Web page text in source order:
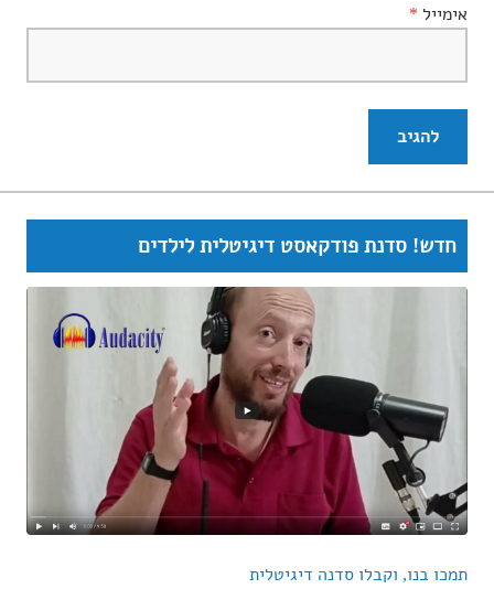
אימייל *
חדש! סדנת פודקאסט דיגיטלית לילדים
תמכו בנו, וקבלו סדנה דיגיטלית